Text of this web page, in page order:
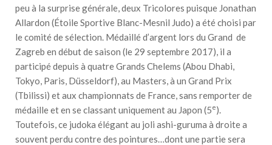
peu à la surprise générale, deux Tricolores puisque Jonathan
Allardon (Étoile Sportive Blanc-Mesnil Judo) a été choisi par
le comité de sélection. Médaillé d’argent lors du Grand de
Zagreb en début de saison (le 29 septembre 2017), il a
participé depuis à quatre Grands Chelems (Abou Dhabi,
Tokyo, Paris, Düsseldorf), au Masters, à un Grand Prix
(Tbilissi) et aux championnats de France, sans remporter de
médaille et en se classant uniquement au Japon (5e).
Toutefois, ce judoka élégant au joli ashi-guruma à droite a
souvent perdu contre des pointures…dont une partie sera